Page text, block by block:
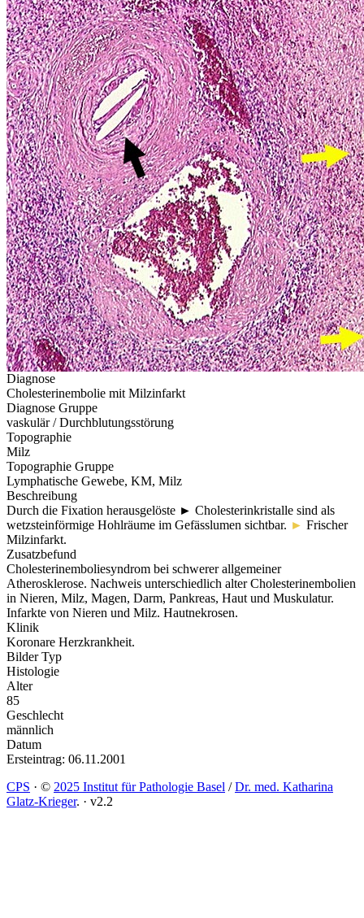
Diagnose
Cholesterinembolie mit Milzinfarkt
Diagnose Gruppe
vaskulär / Durchblutungsstörung
Topographie
Milz
Topographie Gruppe
Lymphatische Gewebe, KM, Milz
Beschreibung
Durch die Fixation herausgelöste ► Cholesterinkristalle sind als
wetzsteinförmige Hohlräume im Gefässlumen sichtbar. ► Frischer
Milzinfarkt.
Zusatzbefund
Cholesterinemboliesyndrom bei schwerer allgemeiner
Atherosklerose. Nachweis unterschiedlich alter Cholesterinembolien
in Nieren, Milz, Magen, Darm, Pankreas, Haut und Muskulatur.
Infarkte von Nieren und Milz. Hautnekrosen.
Klinik
Koronare Herzkrankheit.
Bilder Typ
Histologie
Alter
85
Geschlecht
männlich
Datum
Ersteintrag: 06.11.2001
CPS · © 2025 Institut für Pathologie Basel /Dr. med. Katharina
Glatz-Krieger. · v2.2